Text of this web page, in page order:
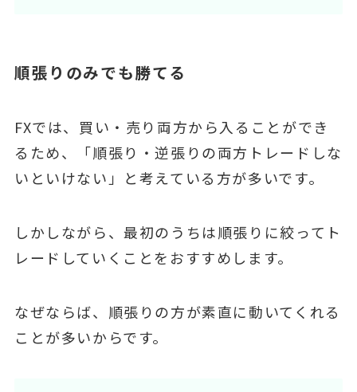
順張りのみでも勝てる
FXでは、買い・売り両方から入ることができ
るため、「順張り・逆張りの両方トレードしな
いといけない」と考えている方が多いです。
しかしながら、最初のうちは順張りに絞ってト
レードしていくことをおすすめします。
なぜならば、順張りの方が素直に動いてくれる
ことが多いからです。